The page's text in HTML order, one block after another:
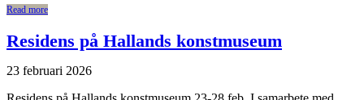
Read more
Residens på Hallands konstmuseum
23 februari 2026